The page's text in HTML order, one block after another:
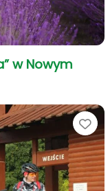
w Nowym